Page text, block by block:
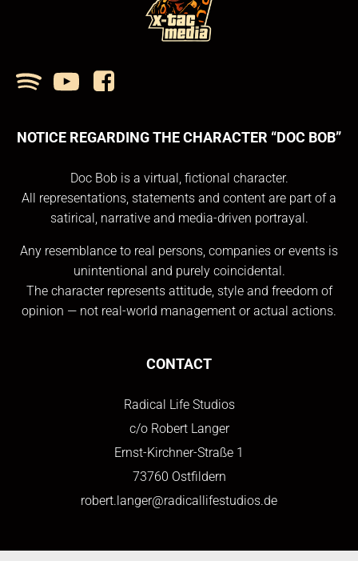
NOTICE REGARDING THE CHARACTER “DOC BOB”
Doc Bob is a virtual, fictional character.
All representations, statements and content are part of a
satirical, narrative and media-driven portrayal.
Any resemblance to real persons, companies or events is
unintentional and purely coincidental.
The character represents attitude, style and freedom of
opinion — not real-world management or actual actions.
CONTACT
Radical Life Studios
c/o Robert Langer
Ernst-Kirchner-Straße 1
73760 Ostfildern
robert.langer@radicallifestudios.de